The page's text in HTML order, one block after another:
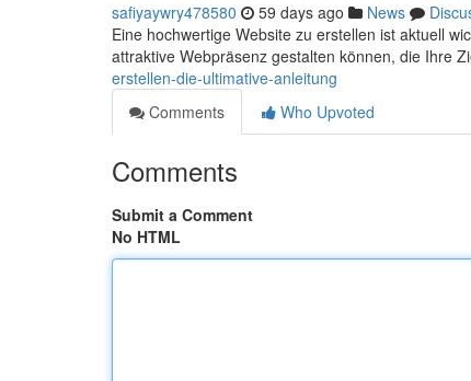
safiyaywry478580 59 days ago News
Eine hochwertige Website zu erstellen ist aktuell
attraktive Webpräsenz gestalten können, die Ihre
erstellen-die-ultimative-anleitung
Comments
Who Upvoted
Comments
Submit a Comment
No HTML